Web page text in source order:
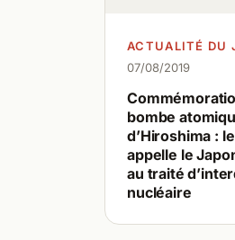
ACTUALITÉ DU
07/08/2019
bombe
d’Hiroshima :
appelle le
au traité
nucléaire